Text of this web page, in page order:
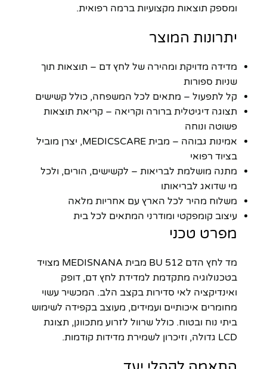
ומספק תוצאות מקצועיות ברמה רפואית.
יתרונות המוצר
מדידה מדויקת ומהירה של לחץ דם – תוצאות תוך
שניות ספורות
קל לתפעול – מתאים לכל המשפחה, כולל קשישים
תצוגה דיגיטלית ברורה וקריאה – קריאת תוצאות
פשוטה ונוחה
אמינות גבוהה – מבית MEDICSCARE, יצרן מוביל
בציוד רפואי
מתנה מושלמת לבריאות – לקשישים, הורים, ולכל
מי שדואג לבריאותו
משלוח מהיר לכל הארץ עם אחריות מלאה
עיצוב קומפקטי ומודרני המתאים לכל בית
מפרט טכני
מד לחץ הדם BU 512 מבית MEDISNANA מצויד
בטכנולוגיה מתקדמת למדידת לחץ דם, דופק
ואינדיקציה לאי סדירות בקצב הלב. המכשיר עשוי
מחומרים איכותיים ועמידים, מעוצב בקפידה לשימוש
ביתי נוח ובטוח. כולל שרוול לזרוע מתכוונן, תצוגת
LCD גדולה, וזיכרון לשמירת מדידות קודמות.